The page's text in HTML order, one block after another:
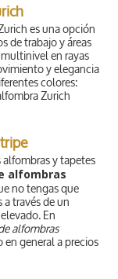
es una opción
de trabajo y áreas
en rayas
y elegancia
colores:
Zurich
alfombras y tapetes
alfombras
no tengas que
través de un
En
alfombras
general a precios